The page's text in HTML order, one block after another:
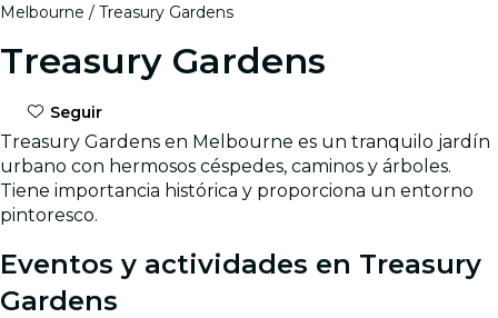
Melbourne Treasury Gardens
Treasury Gardens
Seguir
Treasury Gardens en Melbourne es un tranquilo jardín
urbano con hermosos céspedes, caminos y árboles.
Tiene importancia histórica y proporciona un entorno
pintoresco.
Eventos y actividades en Treasury
Gardens